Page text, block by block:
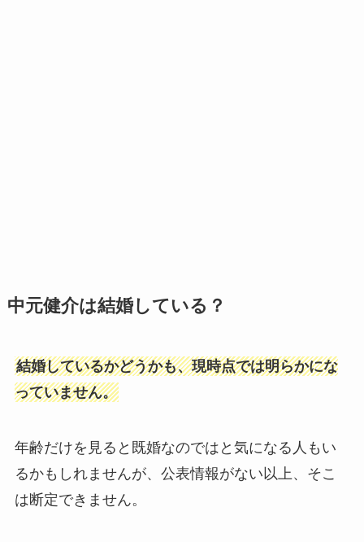
中元健介は結婚している？
結婚しているかどうかも、現時点では明らかにな
っていません。
年齢だけを見ると既婚なのではと気になる人もい
るかもしれませんが、公表情報がない以上、そこ
は断定できません。